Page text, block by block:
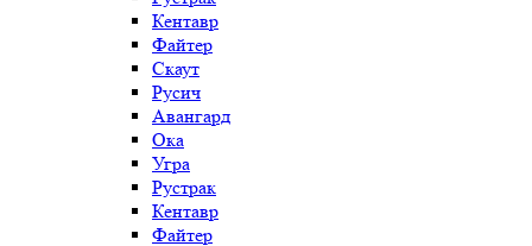
Кентавр
Файтер
Скаут
Русич
Авангард
Ока
Угра
Рустрак
Кентавр
Файтер